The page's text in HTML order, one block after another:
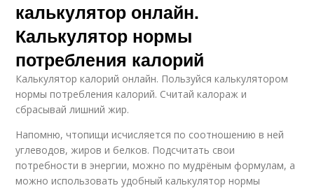
калькулятор онлайн.
Калькулятор нормы
потребления калорий
Калькулятор калорий онлайн. Пользуйся калькулятором
нормы потребления калорий. Считай калораж и
сбрасывай лишний жир.
Напомню, чтопищи исчисляется по соотношению в ней
углеводов, жиров и белков. Подсчитать свои
потребности в энергии, можно по мудрёным формулам, а
можно использовать удобный калькулятор нормы